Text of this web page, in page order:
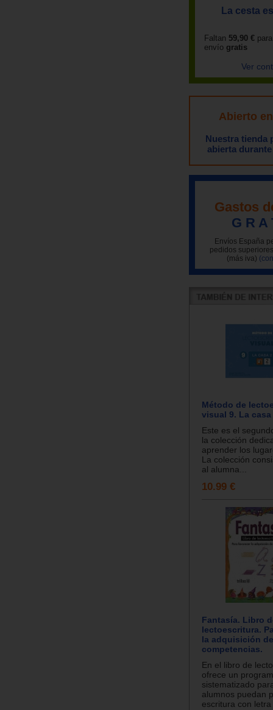
La cesta
Faltan 59,90 €
envío gratis
Ver
Abierto
Nuestra tienda
abierta
Gastos
G R A
Envíos España
pedidos
(más iva)
Método de
visual 9. La casa
Este es el
la colección
aprender los
La colección
al alumna...
10.99 €
Fantasía. Libro
lectoescritura.
la adquisición de
competencias.
En el libro de
ofrece un
sistematizado
alumnos puedan
escritura con letra